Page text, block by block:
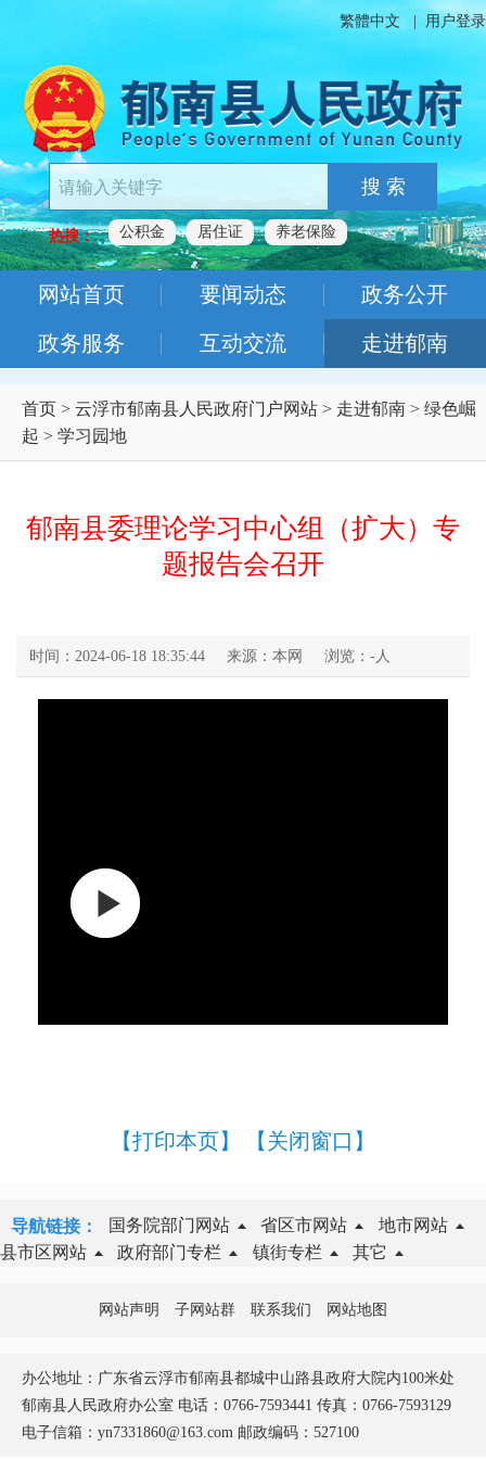
繁體中文 用户登录
搜 索
热搜： 公积金 居住证 养老保险
网站首页 要闻动态 政务公开
政务服务 互动交流 走进郁南
首页 > 云浮市郁南县人民政府门户网站 > 走进郁南 > 绿色崛
起 > 学习园地
郁南县委理论学习中心组（扩大）专
题报告会召开
时间：2024-06-18 18:35:44 来源：本网 浏览： - 人
【打印本页】 【关闭窗口】
导航链接： 国务院部门网站 省区市网站
地市网站
县市区网站
政府部门专栏 镇街专栏 其它
网站声明 子网站群 联系我们 网站地图
办公地址：广东省云浮市郁南县都城中山路县政府大院内100米处
郁南县人民政府办公室 电话：0766-7593441 传真：0766-7593129
电子信箱：yn7331860@163.com 邮政编码：527100